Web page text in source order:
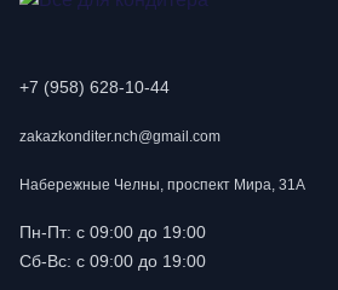
+7 (958) 628-10-44
zakazkonditer.nch@gmail.com
Набережные Челны, проспект Мира, 31А
Пн-Пт: с 09:00 до 19:00
Сб-Вс: с 09:00 до 19:00